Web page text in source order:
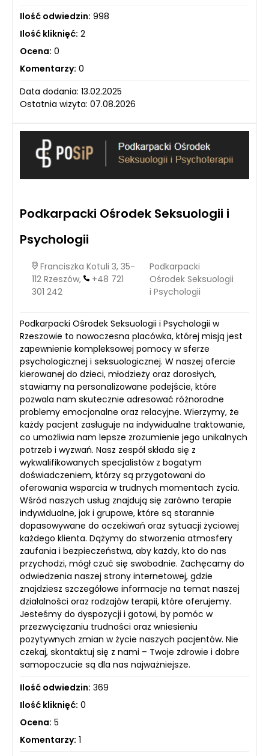
Ilość odwiedzin: 998
Ilość kliknięć: 2
Ocena: 0
Komentarzy: 0
Data dodania: 13.02.2025
Ostatnia wizyta: 07.08.2026
Podkarpacki Ośrodek Seksuologii i
Psychologii
Franciszka Kotuli 3, 35-
112 Rzeszów,
+48 721
301 242
Podkarpacki
Ośrodek Seksuologii
i Psychologii
Podkarpacki Ośrodek Seksuologii i Psychologii w
Rzeszowie to nowoczesna placówka, której misją jest
zapewnienie kompleksowej pomocy w sferze
psychologicznej i seksuologicznej. W naszej ofercie
kierowanej do dzieci, młodzieży oraz dorosłych,
stawiamy na personalizowane podejście, które
pozwala nam skutecznie adresować różnorodne
problemy emocjonalne oraz relacyjne. Wierzymy, że
każdy pacjent zasługuje na indywidualne traktowanie,
co umożliwia nam lepsze zrozumienie jego unikalnych
potrzeb i wyzwań. Nasz zespół składa się z
wykwalifikowanych specjalistów z bogatym
doświadczeniem, którzy są przygotowani do
oferowania wsparcia w trudnych momentach życia.
Wśród naszych usług znajdują się zarówno terapie
indywidualne, jak i grupowe, które są starannie
dopasowywane do oczekiwań oraz sytuacji życiowej
każdego klienta. Dążymy do stworzenia atmosfery
zaufania i bezpieczeństwa, aby każdy, kto do nas
przychodzi, mógł czuć się swobodnie. Zachęcamy do
odwiedzenia naszej strony internetowej, gdzie
znajdziesz szczegółowe informacje na temat naszej
działalności oraz rodzajów terapii, które oferujemy.
Jesteśmy do dyspozycji i gotowi, by pomóc w
przezwyciężaniu trudności oraz wniesieniu
pozytywnych zmian w życie naszych pacjentów. Nie
czekaj, skontaktuj się z nami – Twoje zdrowie i dobre
samopoczucie są dla nas najważniejsze.
Ilość odwiedzin: 369
Ilość kliknięć: 0
Ocena: 5
Komentarzy: 1